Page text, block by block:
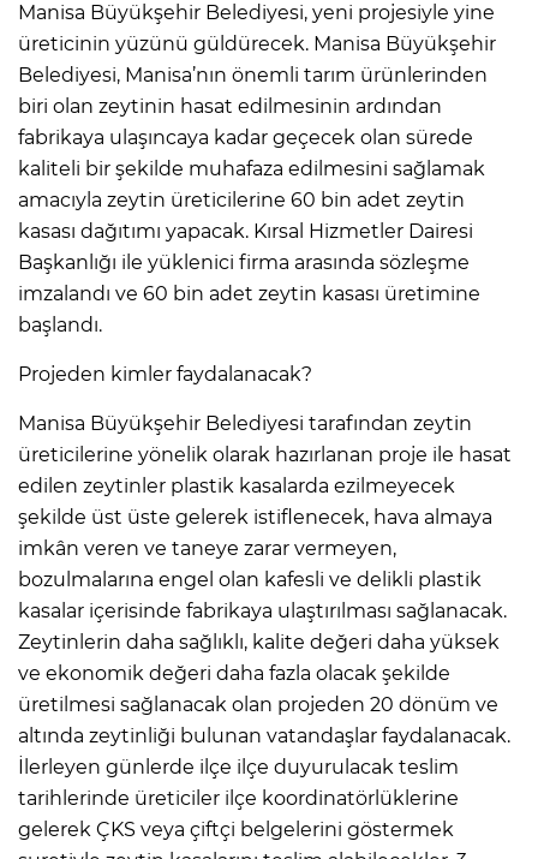
Manisa Büyükşehir Belediyesi, yeni projesiyle yine
üreticinin yüzünü güldürecek. Manisa Büyükşehir
Belediyesi, Manisa’nın önemli tarım ürünlerinden
biri olan zeytinin hasat edilmesinin ardından
fabrikaya ulaşıncaya kadar geçecek olan sürede
kaliteli bir şekilde muhafaza edilmesini sağlamak
amacıyla zeytin üreticilerine 60 bin adet zeytin
kasası dağıtımı yapacak. Kırsal Hizmetler Dairesi
Başkanlığı ile yüklenici firma arasında sözleşme
imzalandı ve 60 bin adet zeytin kasası üretimine
başlandı.
Projeden kimler faydalanacak?
Manisa Büyükşehir Belediyesi tarafından zeytin
üreticilerine yönelik olarak hazırlanan proje ile hasat
edilen zeytinler plastik kasalarda ezilmeyecek
şekilde üst üste gelerek istiflenecek, hava almaya
imkân veren ve taneye zarar vermeyen,
bozulmalarına engel olan kafesli ve delikli plastik
kasalar içerisinde fabrikaya ulaştırılması sağlanacak.
Zeytinlerin daha sağlıklı, kalite değeri daha yüksek
ve ekonomik değeri daha fazla olacak şekilde
üretilmesi sağlanacak olan projeden 20 dönüm ve
altında zeytinliği bulunan vatandaşlar faydalanacak.
İlerleyen günlerde ilçe ilçe duyurulacak teslim
tarihlerinde üreticiler ilçe koordinatörlüklerine
gelerek ÇKS veya çiftçi belgelerini göstermek